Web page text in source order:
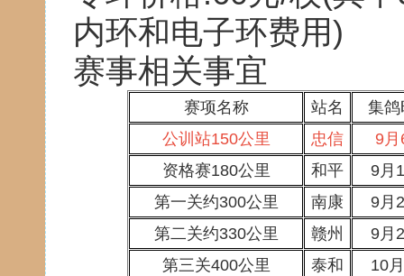
内环和电子环费用)
赛事相关事宜
赛项名称 站名
集鸽
公训站150公里
忠信
9
资格赛180公里
和平
9月
第一关约300公里
南康
9月
第二关约330公里
赣州
9月
第三关400公里
泰和
10